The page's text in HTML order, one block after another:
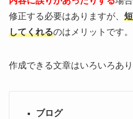
修正する必要はありますが、
してくれるのはメリットです。
作成できる文章はいろいろあり
ブログ